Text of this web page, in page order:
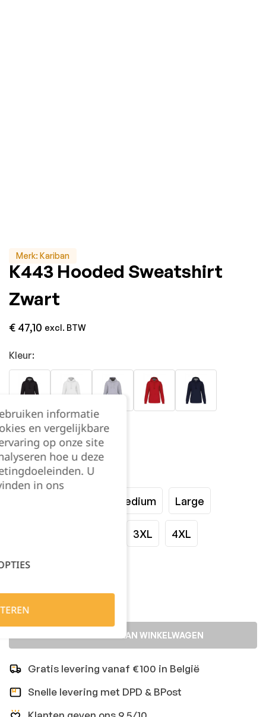
Merk: Kariban
K443 Hooded Sweatshirt
Zwart
€ 47,10 excl. BTW
Kleur:
Maat:
Medium Large
3XL 4XL
Kies je aantal:
TOEVOEGEN AAN WINKELWAGEN
Gratis levering vanaf €100 in België
Snelle levering met DPD & BPost
informatie
en vergelijkbare
op onze site
hoe u deze
U
in ons